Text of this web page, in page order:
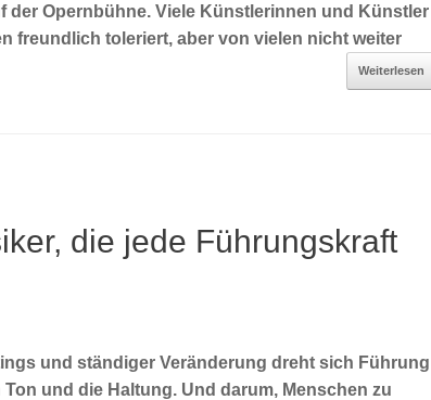
der Opernbühne. Viele Künstlerinnen und Künstler
freundlich toleriert, aber von vielen nicht weiter
Weiterlesen
die jede Führungskraft
und ständiger Veränderung dreht sich Führung
und die Haltung. Und darum, Menschen zu